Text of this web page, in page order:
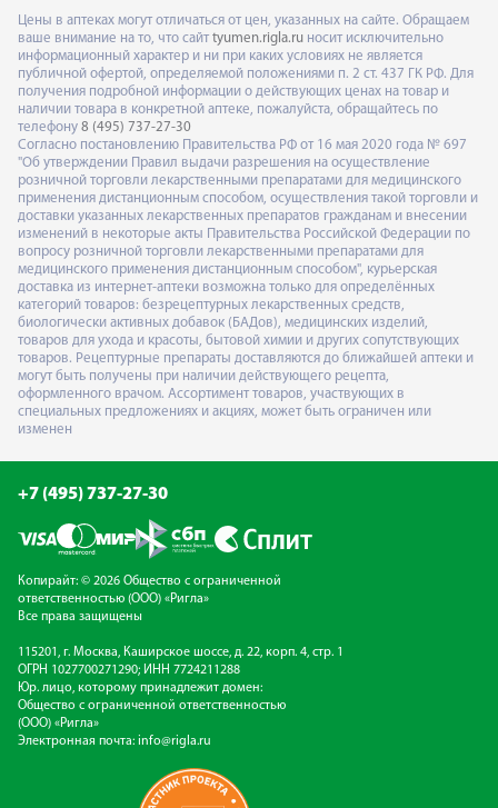
Цены в аптеках могут отличаться от цен, указанных на сайте. Обращаем
ваше внимание на то, что сайт tyumen.rigla.ru носит исключительно
информационный характер и ни при каких условиях не является
публичной офертой, определяемой положениями п. 2 ст. 437 ГК РФ. Для
получения подробной информации о действующих ценах на товар и
наличии товара в конкретной аптеке, пожалуйста, обращайтесь по
телефону 8 (495) 737-27-30
Согласно постановлению Правительства РФ от 16 мая 2020 года № 697
"Об утверждении Правил выдачи разрешения на осуществление
розничной торговли лекарственными препаратами для медицинского
применения дистанционным способом, осуществления такой торговли и
доставки указанных лекарственных препаратов гражданам и внесении
изменений в некоторые акты Правительства Российской Федерации по
вопросу розничной торговли лекарственными препаратами для
медицинского применения дистанционным способом", курьерская
доставка из интернет-аптеки возможна только для определённых
категорий товаров: безрецептурных лекарственных средств,
биологически активных добавок (БАДов), медицинских изделий,
товаров для ухода и красоты, бытовой химии и других сопутствующих
товаров. Рецептурные препараты доставляются до ближайшей аптеки и
могут быть получены при наличии действующего рецепта,
оформленного врачом. Ассортимент товаров, участвующих в
специальных предложениях и акциях, может быть ограничен или
изменен
+7 (495) 737-27-30
Копирайт: © 2026 Общество с ограниченной
ответственностью (ООО) «Ригла»
Все права защищены
115201, г. Москва, Каширское шоссе, д. 22, корп. 4, стр. 1
ОГРН 1027700271290; ИНН 7724211288
Юр. лицо, которому принадлежит домен:
Общество с ограниченной ответственностью
(ООО) «Ригла»
Электронная почта: info@rigla.ru